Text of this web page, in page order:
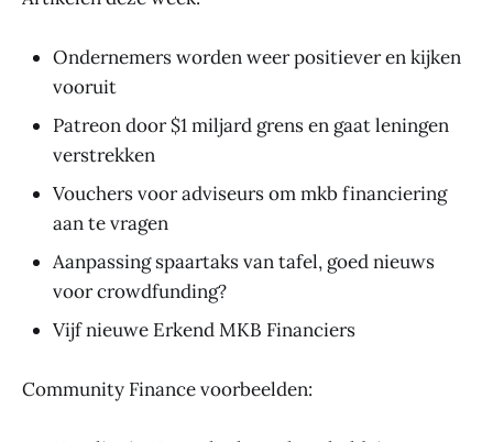
Ondernemers worden weer positiever en kijken
vooruit
Patreon door $1 miljard grens en gaat leningen
verstrekken
Vouchers voor adviseurs om mkb financiering
aan te vragen
Aanpassing spaartaks van tafel, goed nieuws
voor crowdfunding?
Vijf nieuwe Erkend MKB Financiers
Community Finance voorbeelden: